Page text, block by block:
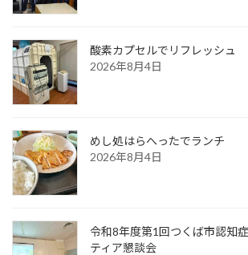
酸素カプセルでリフレッシュ
2026年8月4日
めし処はらへったでランチ
2026年8月4日
令和8年度第1回つくば市認知
ティア懇談会